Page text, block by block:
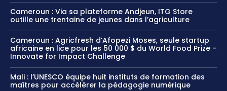
Cameroun : Via sa plateforme Andjeun, ITG Store
outille une trentaine de jeunes dans l’agriculture
Cameroun : Agricfresh d’Afopezi Moses, seule startup
africaine en lice pour les 50 000 $ du World Food Prize –
Innovate for Impact Challenge
Mali : l’UNESCO équipe huit instituts de formation des
maîtres pour accélérer la pédagogie numérique